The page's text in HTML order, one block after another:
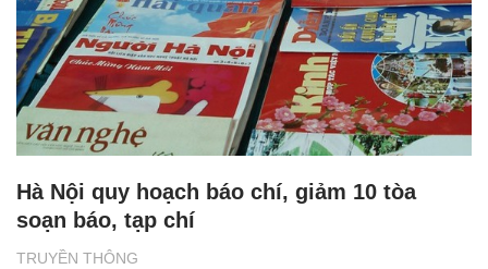
TRUYỀN THÔNG
Hà Nội quy hoạch báo chí, giảm 10 tòa
soạn báo, tạp chí